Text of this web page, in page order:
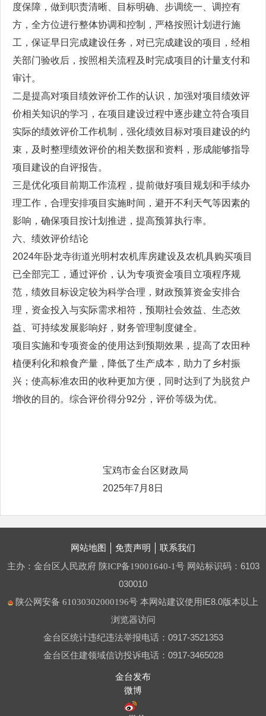
度保障，做到职责清晰、目标明确、步调统一、调控有
方，全方位进行整体协调和控制，严格按照计划进行施
工，保证早日完成建设任务，对已完成建设的项目，经相
关部门验收后，按照相关流程及时完成项目的计量支付和
审计。
二是提高对项目绩效评价工作的认识，加强对项目绩效评
价相关知识的学习，在项目建设过程中逐步建立符合项目
实际的绩效评价工作机制，强化绩效目标对项目建设的约
束，及时整理绩效评价的相关数据和资料，形成能够指导
项目建设的自评报告。
三是优化项目前期工作流程，提前做好项目规划和手续办
理工作，合理安排项目实施时间，避开不利天气等因素的
影响，确保项目按计划推进，提高预算执行率。
六、绩效评价结论
2024年卧龙寺街道光明村农机库房建设及农机具购买项目
已全部完工，通过评价，认为专项资金项目立项程序规
范，绩效目标设定较为科学合理，财政预算资金安排合
理，资金投入与实际需求相符，预期社会效益、生态效
益、可持续发展影响好，财务管理制度健全。
项目实施和专项资金的使用达到预期效果，提高了农田种
植便利化和粮食产量，降低了生产成本，助力了乡村振
兴；使高标准农田的收种更加方便，同时达到了为脱贫户
增收的目的。综合评价得分92分，评价等级为优。
宝鸡市金台区财政局
2025年7月8日
网站地图 免责声明 联系我们
主办：金台区人民政府 陕ICP备19001640-1号 网站标识码：6103
030010
陕公网安备 61030302000196号 本网站建议使用IE8.0版本以上
浏览器访问
金台区统计违纪违法举报电话：0917-3521353
金台区住建领域信访投诉电话：0917-3465028
金台发布
微博